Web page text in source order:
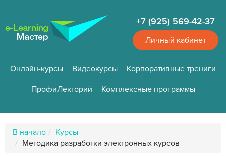
основному
содержанию
+7 (925) 569-42-37
Личный кабинет
Онлайн-курсы Видеокурсы
Корпоративные трениги
ПрофиЛекторий
Комплексные программы
ПутьВ начало
Курсы
Методика разработки электронных курсов